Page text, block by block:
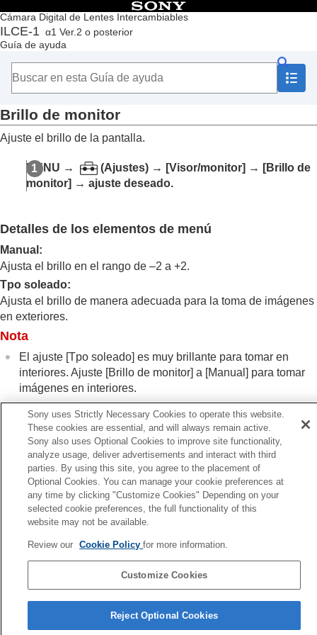
Cámara Digital de Lentes Intercambiables
ILCE-1 α1 Ver.2 o posterior
Guía de ayuda
Contenido
Principio
Cómo utilizar la “Guía de ayuda”
Comprobación de la cámara y los elementos suministrados
Operaciones básicas
Preparación de la cámara/Operaciones básicas de toma
Búsqueda de funciones desde MENU
Personalización de la cámara
Visionado
Ajustes de archivo
Ajustes de visor/monitor
Brillo del visor
Temper. color visor
Aumento del visor
Ajustes de alimentación
Ajustes USB
Ajustes de salida a dispositivos externos
Funciones disponibles con un smartphone
Utilización de un ordenador
Uso del servicio en la nube
Apéndice
Si tiene problemas
Brillo de monitor
Ajuste el brillo de la pantalla.
MENU → (Ajustes) → [Visor/monitor] → [Brillo de
monitor] → ajuste deseado.
Detalles de los elementos de menú
Manual :
Ajusta el brillo en el rango de –2 a +2.
Tpo soleado:
Ajusta el brillo de manera adecuada para la toma de imágenes
en exteriores.
Nota
El ajuste [Tpo soleado] es muy brillante para tomar en
interiores. Ajuste [Brillo de monitor] a [Manual] para tomar
imágenes en interiores.
Anterior
transfer. FTP
Siguiente
Brillo del
Ver.2.00, consulte la Guía de ayuda en la URL siguiente.
Página de selección de idioma
5-060-285-43(3)
Sony uses Strictly Necessary Cookies to operate this website.
These cookies are essential, and will always remain active.
Sony also uses Optional Cookies to improve site functionality,
analyze usage, deliver advertisements and interact with third
parties. By using this site, you agree to the placement of
Optional Cookies. You can manage your cookie preferences at
any time by clicking "Customize Cookies" Depending on your
selected cookie preferences, the full functionality of this
website may not be available.
Review our Cookie Policyfor more information.
Customize Cookies
Reject Optional Cookies